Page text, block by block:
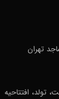
تهران
تولد، افتتاحیه